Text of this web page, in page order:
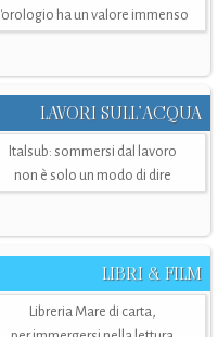
l'orologio ha un valore immenso
LAVORI SULL’ACQUA
Italsub: sommersi dal lavoro
non è solo un modo di dire
LIBRI & FILM
Libreria Mare di carta,